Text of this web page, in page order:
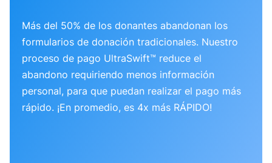
Más del 50% de los donantes abandonan los
formularios de donación tradicionales. Nuestro
proceso de pago UltraSwift™ reduce el
abandono requiriendo menos información
personal, para que puedan realizar el pago más
rápido. ¡En promedio, es 4x más RÁPIDO!